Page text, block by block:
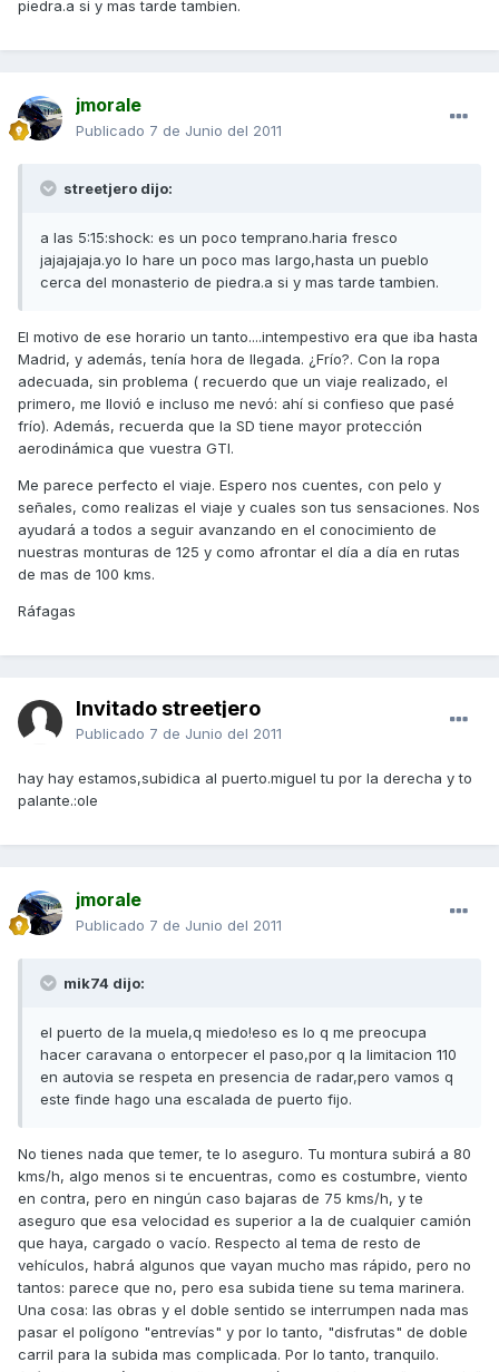
piedra.a si y mas tarde tambien.
jmorale
Publicado 7 de Junio del 2011
streetjero dijo:
a las 5:15:shock: es un poco temprano.haria fresco
jajajajaja.yo lo hare un poco mas largo,hasta un pueblo
cerca del monasterio de piedra.a si y mas tarde tambien.
El motivo de ese horario un tanto....intempestivo era que iba hasta
Madrid, y además, tenía hora de llegada. ¿Frío?. Con la ropa
adecuada, sin problema ( recuerdo que un viaje realizado, el
primero, me llovió e incluso me nevó: ahí si confieso que pasé
frío). Además, recuerda que la SD tiene mayor protección
aerodinámica que vuestra GTI.
Me parece perfecto el viaje. Espero nos cuentes, con pelo y
señales, como realizas el viaje y cuales son tus sensaciones. Nos
ayudará a todos a seguir avanzando en el conocimiento de
nuestras monturas de 125 y como afrontar el día a día en rutas
de mas de 100 kms.
Ráfagas
Invitado streetjero
Publicado 7 de Junio del 2011
hay hay estamos,subidica al puerto.miguel tu por la derecha y to
palante.:ole
jmorale
Publicado 7 de Junio del 2011
mik74 dijo:
el puerto de la muela,q miedo!eso es lo q me preocupa
hacer caravana o entorpecer el paso,por q la limitacion 110
en autovia se respeta en presencia de radar,pero vamos q
este finde hago una escalada de puerto fijo.
No tienes nada que temer, te lo aseguro. Tu montura subirá a 80
kms/h, algo menos si te encuentras, como es costumbre, viento
en contra, pero en ningún caso bajaras de 75 kms/h, y te
aseguro que esa velocidad es superior a la de cualquier camión
que haya, cargado o vacío. Respecto al tema de resto de
vehículos, habrá algunos que vayan mucho mas rápido, pero no
tantos: parece que no, pero esa subida tiene su tema marinera.
Una cosa: las obras y el doble sentido se interrumpen nada mas
pasar el polígono "entrevías" y por lo tanto, "disfrutas" de doble
carril para la subida mas complicada. Por lo tanto, tranquilo.